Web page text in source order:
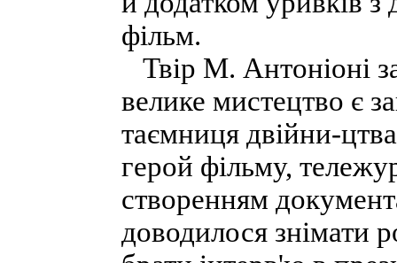
фільм.
Твір М. Антоніоні
велике мистецтво є
таємниця двійни-
герой фільму,
створенням
доводилося знімати